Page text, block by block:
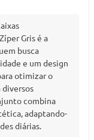
Gris é a
busca
e um design
otimizar o
combina
adaptando-
diárias.